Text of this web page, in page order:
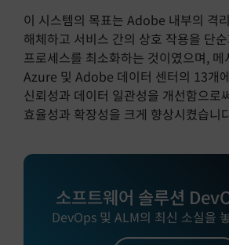
이 시스템의 목표는 Adobe 내부의 격
해체하고 서비스 간의 상호 작용을 단
프로세스를 최소화하는 것이였으며, 메
Azure 및 Adobe 데이터 센터의 13개
신뢰성과 데이터 일관성을 개선함으
효율성과 확장성을 크게 향상시켰습니
소프트웨어 솔루션
DevOps 및 ALM의 최신 소실을